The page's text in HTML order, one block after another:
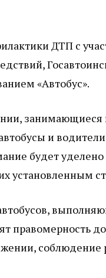
ДТП с
«Автобус».
и
будет
установленным
правомерность
соблюдение